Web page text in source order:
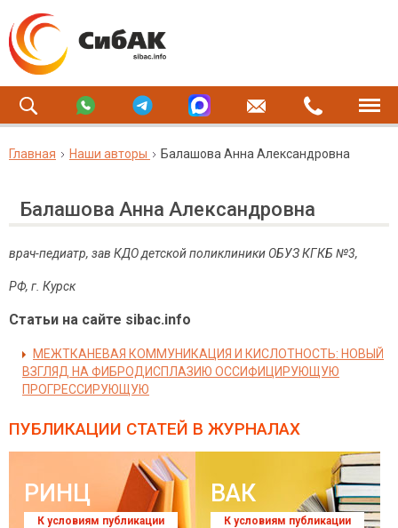
Главная Наши авторы Балашова Анна Александровна
Балашова Анна Александровна
врач-педиатр, зав КДО детской поликлиники ОБУЗ КГКБ №3,
РФ, г. Курск
Статьи на сайте sibac.info
МЕЖТКАНЕВАЯ КОММУНИКАЦИЯ И КИСЛОТНОСТЬ: НОВЫЙ
ВЗГЛЯД НА ФИБРОДИСПЛАЗИЮ ОССИФИЦИРУЮЩУЮ
ПРОГРЕССИРУЮЩУЮ
ПУБЛИКАЦИИ СТАТЕЙ В ЖУРНАЛАХ
РИНЦ
К условиям публикации
ВАК
К условиям публикации